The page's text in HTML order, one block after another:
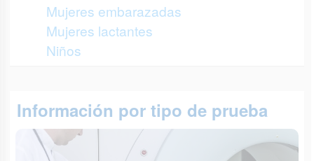
Mujeres embarazadas
Mujeres lactantes
Niños
Información por tipo de prueba